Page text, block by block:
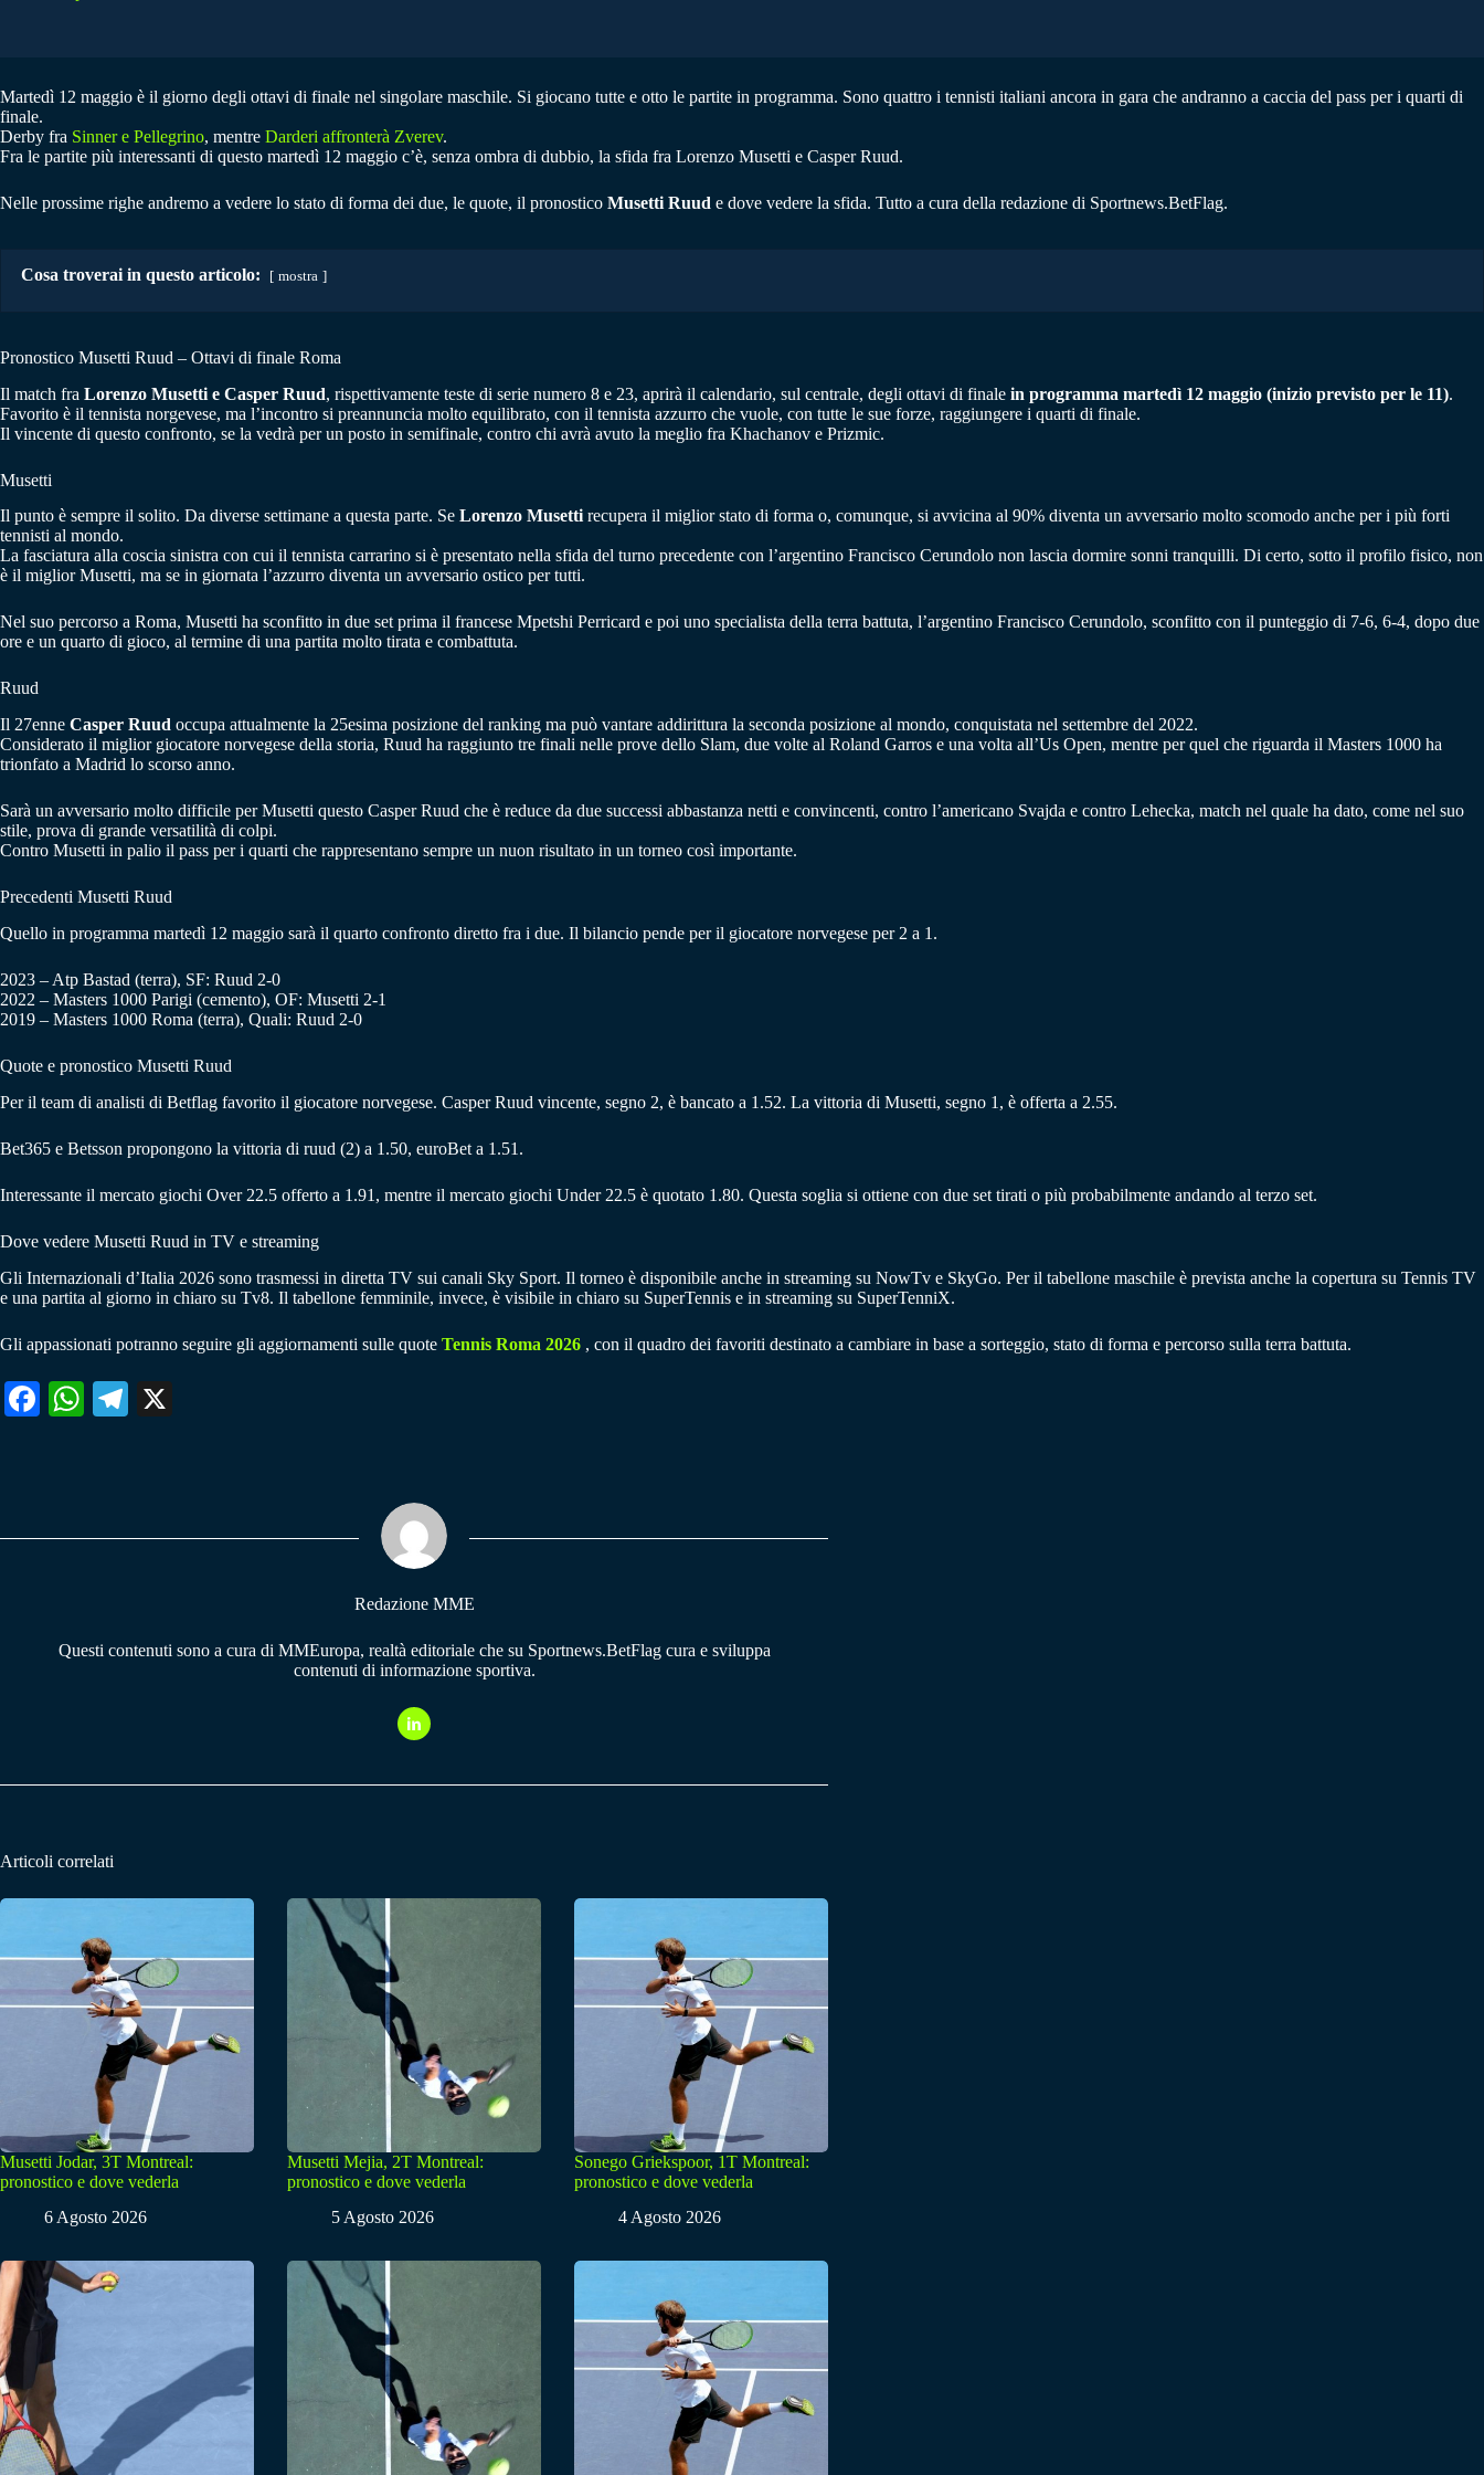
Martedì 12 maggio è il giorno degli ottavi di finale nel singolare maschile. Si giocano tutte e otto le partite in programma. Sono quattro i tennisti italiani ancora in gara che andranno a caccia del pass per i quarti di
finale.
Derby fra Sinner e Pellegrino, mentre Darderi affronterà Zverev.
Fra le partite più interessanti di questo martedì 12 maggio c’è, senza ombra di dubbio, la sfida fra Lorenzo Musetti e Casper Ruud.
Nelle prossime righe andremo a vedere lo stato di forma dei due, le quote, il pronostico Musetti Ruud e dove vedere la sfida. Tutto a cura della redazione di Sportnews.BetFlag.
Cosa troverai in questo articolo: mostra
Pronostico Musetti Ruud – Ottavi di finale Roma
Il match fra Lorenzo Musetti e Casper Ruud, rispettivamente teste di serie numero 8 e 23, aprirà il calendario, sul centrale, degli ottavi di finale in programma martedì 12 maggio (inizio previsto per le 11).
Favorito è il tennista norgevese, ma l’incontro si preannuncia molto equilibrato, con il tennista azzurro che vuole, con tutte le sue forze, raggiungere i quarti di finale.
Il vincente di questo confronto, se la vedrà per un posto in semifinale, contro chi avrà avuto la meglio fra Khachanov e Prizmic.
Musetti
Il punto è sempre il solito. Da diverse settimane a questa parte. Se Lorenzo Musettirecupera il miglior stato di forma o, comunque, si avvicina al 90% diventa un avversario molto scomodo anche per i più forti
tennisti al mondo.
La fasciatura alla coscia sinistra con cui il tennista carrarino si è presentato nella sfida del turno precedente con l’argentino Francisco Cerundolo non lascia dormire sonni tranquilli. Di certo, sotto il profilo fisico, non
è il miglior Musetti, ma se in giornata l’azzurro diventa un avversario ostico per tutti.
Nel suo percorso a Roma, Musetti ha sconfitto in due set prima il francese Mpetshi Perricard e poi uno specialista della terra battuta, l’argentino Francisco Cerundolo, sconfitto con il punteggio di 7-6, 6-4, dopo due
ore e un quarto di gioco, al termine di una partita molto tirata e combattuta.
Ruud
Il 27enne Casper Ruud occupa attualmente la 25esima posizione del ranking ma può vantare addirittura la seconda posizione al mondo, conquistata nel settembre del 2022.
Considerato il miglior giocatore norvegese della storia, Ruud ha raggiunto tre finali nelle prove dello Slam, due volte al Roland Garros e una volta all’Us Open, mentre per quel che riguarda il Masters 1000 ha
trionfato a Madrid lo scorso anno.
Sarà un avversario molto difficile per Musetti questo Casper Ruud che è reduce da due successi abbastanza netti e convincenti, contro l’americano Svajda e contro Lehecka, match nel quale ha dato, come nel suo
stile, prova di grande versatilità di colpi.
Contro Musetti in palio il pass per i quarti che rappresentano sempre un nuon risultato in un torneo così importante.
Precedenti Musetti Ruud
Quello in programma martedì 12 maggio sarà il quarto confronto diretto fra i due. Il bilancio pende per il giocatore norvegese per 2 a 1.
2023 – Atp Bastad (terra), SF: Ruud 2-0
2022 – Masters 1000 Parigi (cemento), OF: Musetti 2-1
2019 – Masters 1000 Roma (terra), Quali: Ruud 2-0
Quote e pronostico Musetti Ruud
Per il team di analisti di Betflag favorito il giocatore norvegese. Casper Ruud vincente, segno 2, è bancato a 1.52. La vittoria di Musetti, segno 1, è offerta a 2.55.
Bet365 e Betsson propongono la vittoria di ruud (2) a 1.50, euroBet a 1.51.
Interessante il mercato giochi Over 22.5 offerto a 1.91, mentre il mercato giochi Under 22.5 è quotato 1.80. Questa soglia si ottiene con due set tirati o più probabilmente andando al terzo set.
Dove vedere Musetti Ruud in TV e streaming
Gli Internazionali d’Italia 2026 sono trasmessi in diretta TV sui canali Sky Sport. Il torneo è disponibile anche in streaming su NowTv e SkyGo. Per il tabellone maschile è prevista anche la copertura su Tennis TV
e una partita al giorno in chiaro su Tv8. Il tabellone femminile, invece, è visibile in chiaro su SuperTennis e in streaming su SuperTenniX.
Gli appassionati potranno seguire gli aggiornamenti sulle quote Tennis Roma 2026 , con il quadro dei favoriti destinato a cambiare in base a sorteggio, stato di forma e percorso sulla terra battuta.
Fa W
pp
Te
m
Redazione MME
Questi contenuti sono a cura di MMEuropa, realtà editoriale che su Sportnews.BetFlag cura e sviluppa
contenuti di informazione sportiva.
Articoli correlati
Musetti Jodar, 3T Montreal:
pronostico e dove vederla
6 Agosto 2026
Musetti Mejia, 2T Montreal:
pronostico e dove vederla
5 Agosto 2026
Sonego Griekspoor, 1T Montreal:
pronostico e dove vederla
4 Agosto 2026